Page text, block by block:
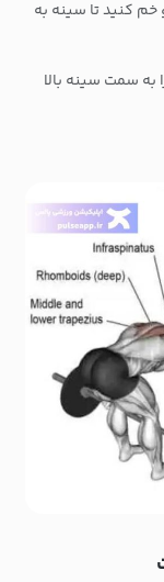
خم کنید تا سینه به
به سمت سینه بالا